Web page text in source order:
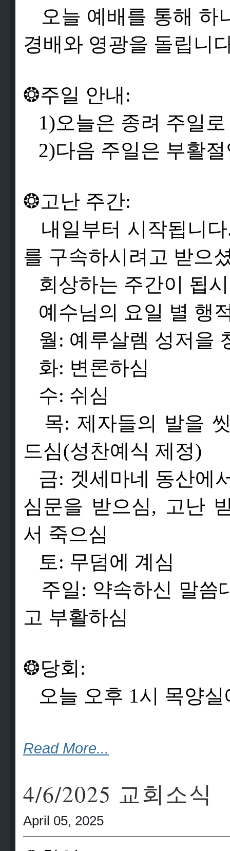
오늘 예배를 통해 하
경배와 영광을 돌립 니
❂주일 안내:
1)오늘은 종려 주일 로
2)다음 주일은 부활절
❂고난 주간:
내일부터 시 작됩 니 다
를 구속하시 려 고 받으
회상하는 주간이 됩시
예수님의 요 일 별 행
월 : 예루살렘 성저을
화: 변론하심
수: 쉬심
목: 제자들의 발을
드심(성찬예식 제정)
금: 겟세마네 동산에
심문을 받으심, 고난
서 죽으심
토: 무덤에 계심
주일 : 약속하신 말씀
고 부활하심
❂당회 :
오늘 오후 1시 목양실
Read More...
4/6/2025 교회소식
April 05, 2025